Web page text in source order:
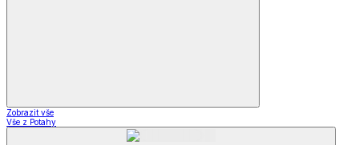
Zobrazit vše
Vše z Potahy